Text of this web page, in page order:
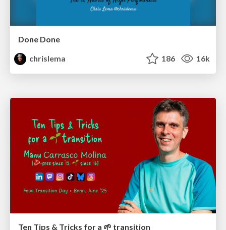
Done Done
chrislema
186 16k
Ten Tips & Tricks for a 🌱 transition